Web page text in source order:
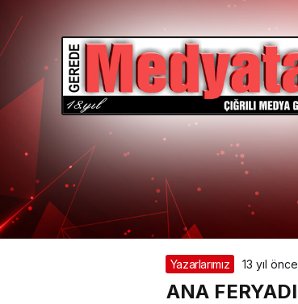
Yazarlarımız 13 yıl önce
ANA FERYADI